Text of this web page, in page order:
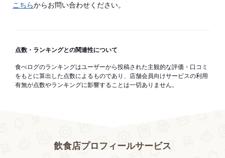
こちらからお問い合わせください。
点数・ランキングとの関連性について
食べログのランキングはユーザーから投稿された主観的な評価・口コミ
をもとに算出した点数によるものであり、店舗会員向けサービスの利用
有無が点数やランキングに影響することは一切ありません。
飲食店プロフィールサービス